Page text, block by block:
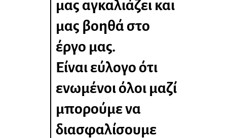
μας αγκαλιάζει και
μας βοηθά στο
έργο μας.
Είναι εύλογο ότι
ενωμένοι όλοι μαζί
μπορούμε να
διασφαλίσουμε